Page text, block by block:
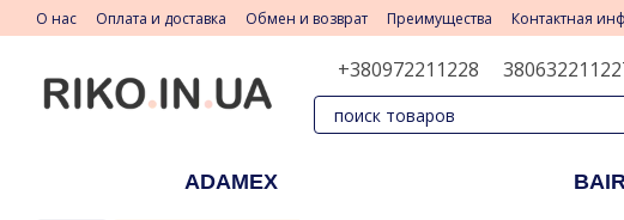
Перейти к основному контенту
О нас Оплата и доставка Обмен и возврат Преимущества Контактная
+380972211228
ADAMEX